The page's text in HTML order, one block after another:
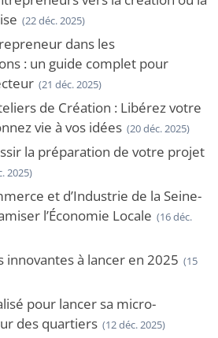
(22 déc. 2025)
dans les
: un guide complet pour
(21 déc. 2025)
de Création : Libérez votre
vie à vos idées (20 déc. 2025)
la préparation de votre projet
2025)
et d’Industrie de la Seine-
l’Économie Locale (16 déc.
innovantes à lancer en 2025 (15
pour lancer sa micro-
des quartiers (12 déc. 2025)